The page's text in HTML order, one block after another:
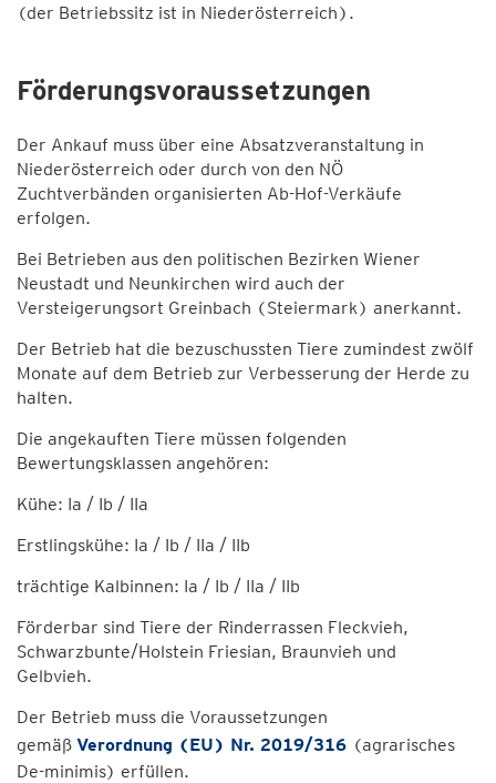
(der Betriebssitz ist in Niederösterreich).
Förderungsvoraussetzungen
Der Ankauf muss über eine Absatzveranstaltung in
Niederösterreich oder durch von den NÖ
Zuchtverbänden organisierten Ab-Hof-Verkäufe
erfolgen.
Bei Betrieben aus den politischen Bezirken Wiener
Neustadt und Neunkirchen wird auch der
Versteigerungsort Greinbach (Steiermark) anerkannt.
Der Betrieb hat die bezuschussten Tiere zumindest zwölf
Monate auf dem Betrieb zur Verbesserung der Herde zu
halten.
Die angekauften Tiere müssen folgenden
Bewertungsklassen angehören:
Kühe: Ia / Ib / IIa
Erstlingskühe: Ia / Ib / IIa / IIb
trächtige Kalbinnen: Ia / Ib / IIa / IIb
Förderbar sind Tiere der Rinderrassen Fleckvieh,
Schwarzbunte/Holstein Friesian, Braunvieh und
Gelbvieh.
Der Betrieb muss die Voraussetzungen
gemäß Verordnung (EU) Nr. 2019/316 (agrarisches
De-minimis) erfüllen.